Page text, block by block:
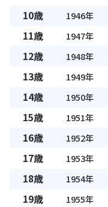
10歳 1946年
11歳 1947年
12歳 1948年
13歳 1949年
14歳 1950年
15歳 1951年
16歳 1952年
17歳 1953年
18歳 1954年
19歳 1955年